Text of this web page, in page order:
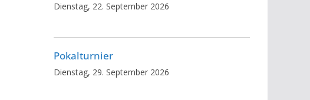
Dienstag, 22. September 2026
Pokalturnier
Dienstag, 29. September 2026